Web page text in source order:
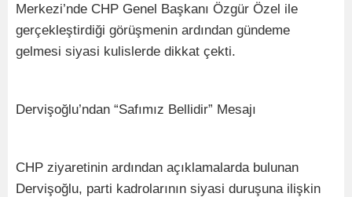
Merkezi’nde CHP Genel Başkanı Özgür Özel ile
gerçekleştirdiği görüşmenin ardından gündeme
gelmesi siyasi kulislerde dikkat çekti.
Dervişoğlu’ndan “Safımız Bellidir” Mesajı
CHP ziyaretinin ardından açıklamalarda bulunan
Dervişoğlu, parti kadrolarının siyasi duruşuna ilişkin